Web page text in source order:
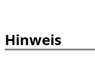
Hinweis